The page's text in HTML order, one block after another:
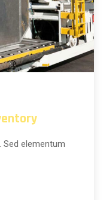
elementum